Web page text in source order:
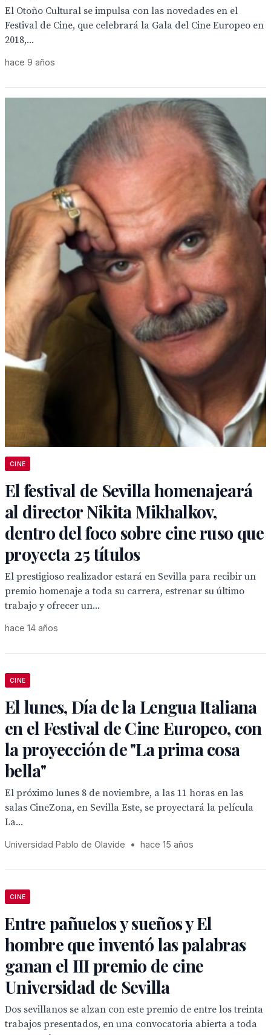
El Otoño Cultural se impulsa con las novedades en el
Festival de Cine, que celebrará la Gala del Cine Europeo en
2018,...
hace 9 años
CINE
El festival de Sevilla homenajeará
al director Nikita Mikhalkov,
dentro del foco sobre cine ruso que
proyecta 25 títulos
El prestigioso realizador estará en Sevilla para recibir un
premio homenaje a toda su carrera, estrenar su último
trabajo y ofrecer un...
hace 14 años
CINE
El lunes, Día de la Lengua Italiana
en el Festival de Cine Europeo, con
la proyección de "La prima cosa
bella"
El próximo lunes 8 de noviembre, a las 11 horas en las
salas CineZona, en Sevilla Este, se proyectará la película
La...
Universidad Pablo de Olavide • hace 15 años
CINE
Entre pañuelos y sueños y El
hombre que inventó las palabras
ganan el III premio de cine
Universidad de Sevilla
Dos sevillanos se alzan con este premio de entre los treinta
trabajos presentados, en una convocatoria abierta a toda